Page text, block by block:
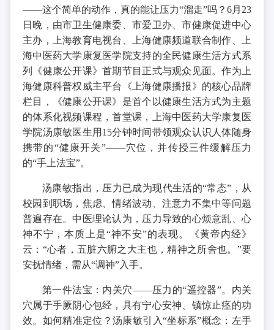
——这个简单的动作，真的能让压力“溜走”吗？6月23
日晚，由市卫生健康委、市爱卫办、市健康促进中心
主办，上海教育电视台、上海健康频道联合制作、上
海中医药大学康复医学院支持的全民健康生活方式系
列《健康公开课》首期节目正式与观众见面。作为上
海健康科普权威主平台《上海健康播报》的核心品牌
栏目，《健康公开课》是首个以健康生活方式为主题
的体系化视频课程，首堂课，上海中医药大学康复医
学院汤康敏医生用15分钟时间带领观众认识人体随身
携带的“健康开关”——穴位，并传授三件缓解压力
的“手上法宝”。
汤康敏指出，压力已成为现代生活的“常态”，从
校园到职场，焦虑、情绪波动、注意力不集中等问题
普遍存在。中医理论认为，压力导致的心烦意乱、心
神不宁，本质上是“神不安”的表现。《黄帝内经》
云：“心者，五脏六腑之大主也，精神之所舍也。”要
安抚情绪，需从“调神”入手。
第一件法宝：内关穴——压力的“遥控器”。内关
穴属于手厥阴心包经，具有宁心安神、镇惊止痉的功
效。如何精准定位？汤康敏引入“坐标系”概念：左手